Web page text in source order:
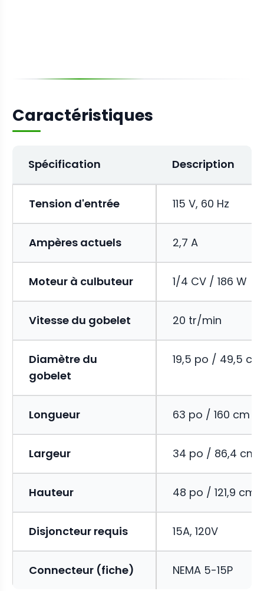
Caractéristiques
Spécification Description
Tension d'entrée 115 V, 60 Hz
Ampères actuels 2,7 A
Moteur à culbuteur 1/4 CV / 186 W
Vitesse du gobelet 20 tr/min
Diamètre du
gobelet
19,5 po / 49,5 cm
Longueur 63 po / 160 cm
Largeur 34 po / 86,4 cm
Hauteur 48 po / 121,9 cm
Disjoncteur requis 15A, 120V
Connecteur (fiche) NEMA 5-15P